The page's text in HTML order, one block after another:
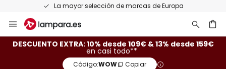
La mayor selección de marcas de Europa
al
contenido
DESCUENTO EXTRA: 10% desde 109€ & 13% desde 159€
en casi todo**
Código:WOW Copiar